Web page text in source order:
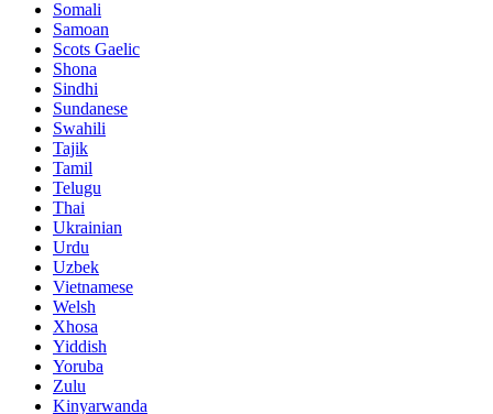
Somali
Samoan
Scots Gaelic
Shona
Sindhi
Sundanese
Swahili
Tajik
Tamil
Telugu
Thai
Ukrainian
Urdu
Uzbek
Vietnamese
Welsh
Xhosa
Yiddish
Yoruba
Zulu
Kinyarwanda